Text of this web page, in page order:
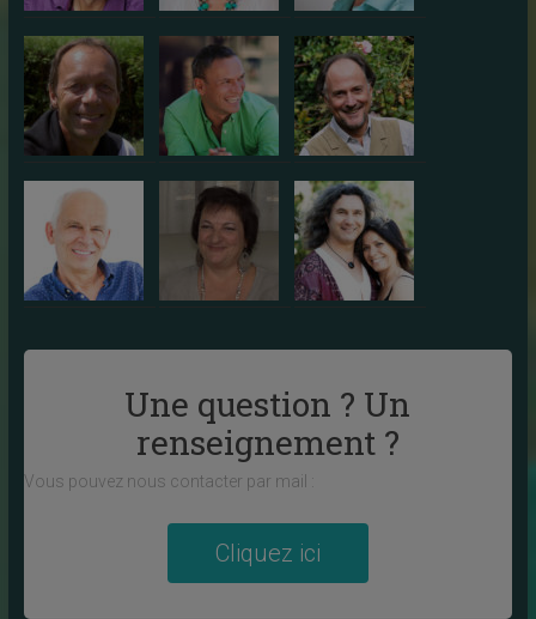
Une question ? Un
renseignement ?
Vous pouvez nous contacter par mail :
Cliquez ici